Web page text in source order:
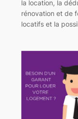
la location, la
rénovation et de
locatifs et la